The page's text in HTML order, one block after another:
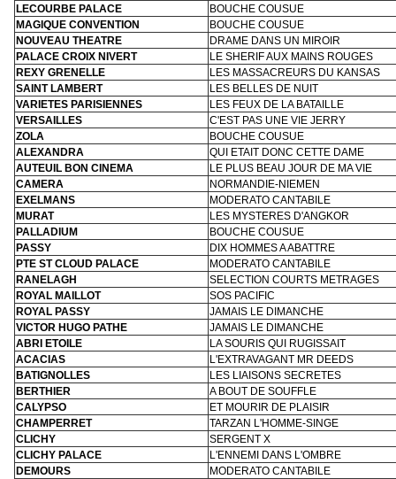
LECOURBE PALACE
BOUCHE COUSUE
MAGIQUE CONVENTION
BOUCHE COUSUE
NOUVEAU THEATRE
DRAME DANS UN MIROIR
PALACE CROIX NIVERT
LE SHERIF AUX MAINS ROUGES
REXY GRENELLE
LES MASSACREURS DU KANSAS
SAINT LAMBERT
LES BELLES DE NUIT
VARIETES PARISIENNES
LES FEUX DE LA BATAILLE
VERSAILLES
C'EST PAS UNE VIE JERRY
ZOLA
BOUCHE COUSUE
ALEXANDRA
QUI ETAIT DONC CETTE DAME
AUTEUIL BON CINEMA
LE PLUS BEAU JOUR DE MA VIE
CAMERA
NORMANDIE-NIEMEN
EXELMANS
MODERATO CANTABILE
MURAT
LES MYSTERES D'ANGKOR
PALLADIUM
BOUCHE COUSUE
PASSY
DIX HOMMES A ABATTRE
PTE ST CLOUD PALACE
MODERATO CANTABILE
RANELAGH
SELECTION COURTS METRAGES
ROYAL MAILLOT
SOS PACIFIC
ROYAL PASSY
JAMAIS LE DIMANCHE
VICTOR HUGO PATHE
JAMAIS LE DIMANCHE
ABRI ETOILE
LA SOURIS QUI RUGISSAIT
ACACIAS
L'EXTRAVAGANT MR DEEDS
BATIGNOLLES
LES LIAISONS SECRETES
BERTHIER
A BOUT DE SOUFFLE
CALYPSO
ET MOURIR DE PLAISIR
CHAMPERRET
TARZAN L'HOMME-SINGE
CLICHY
SERGENT X
CLICHY PALACE
L'ENNEMI DANS L'OMBRE
DEMOURS
MODERATO CANTABILE